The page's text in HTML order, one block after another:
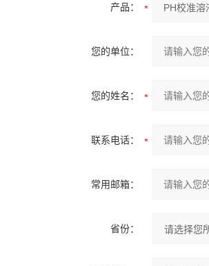
产品：
您的单位：
您的姓名：
联系电话：
常用邮箱：
省份：